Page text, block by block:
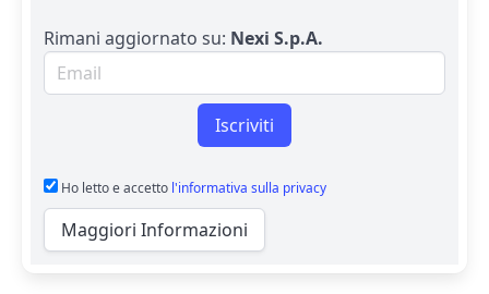
Rimani aggiornato su: Nexi S.p.A.
Email per newsletter
Iscriviti
Ho letto e accetto l'informativa sulla privacy
Maggiori Informazioni